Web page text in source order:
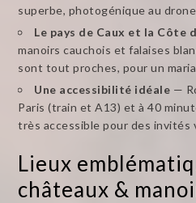
superbe, photogénique au drone
Le pays de Caux et la Côte
manoirs cauchois et falaises
sont tout proches, pour un
Une accessibilité idéale —
Paris (train et A13) et à 40
très accessible pour des invités
Lieux
châteaux &